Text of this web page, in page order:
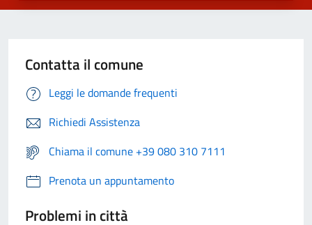
Contatta il comune
Leggi le domande frequenti
Richiedi Assistenza
Chiama il comune +39 080 310 7111
Prenota un appuntamento
Problemi in città